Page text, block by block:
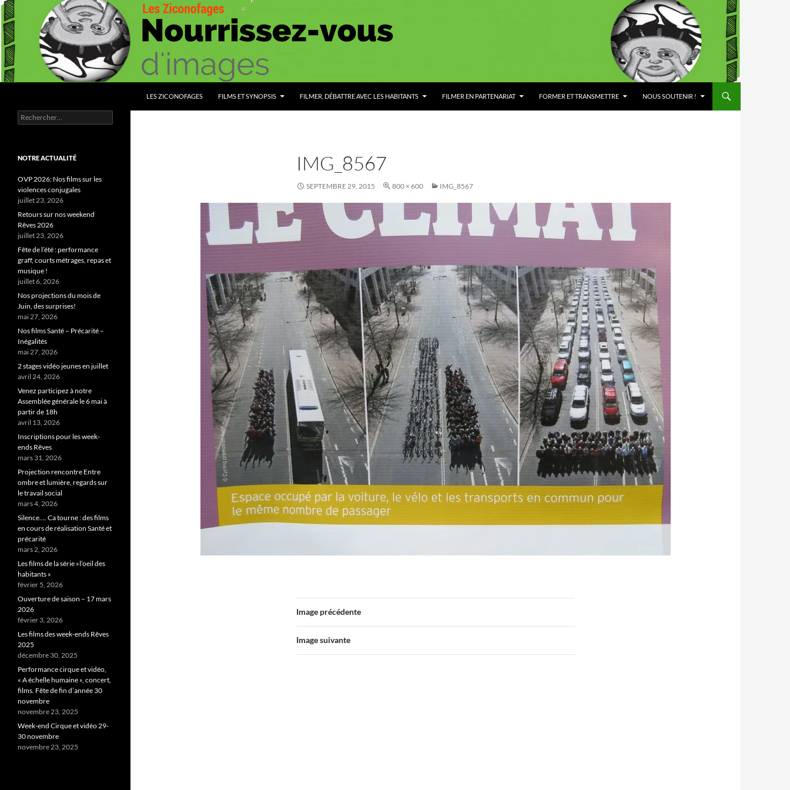
Aller
au
contenu
LES ZICONOFAGES FILMS ET SYNOPSIS FILMER, DÉBATTRE AVEC LES HABITANTS FILMER EN PARTENARIAT FORMER ET TRANSMETTRE NOUS SOUTENIR !
IMG_8567
SEPTEMBRE 29, 2015 800 × 600 IMG_8567
Image précédente
Image suivante
Nourrissez vous d'images
Rechercher :
NOTRE ACTUALITÉ
OVP 2026: Nos films sur les
violences conjugales
juillet 23, 2026
Retours sur nos weekend
Rêves 2026
juillet 23, 2026
Fête de l’été : performance
graff, courts métrages, repas et
musique !
juillet 6, 2026
Nos projections du mois de
Juin, des surprises!
mai 27, 2026
Nos films Santé – Précarité –
Inégalités
mai 27, 2026
2 stages vidéo jeunes en juillet
avril 24, 2026
Venez participez à notre
Assemblée générale le 6 mai à
partir de 18h
avril 13, 2026
Inscriptions pour les week-
ends Rêves
mars 31, 2026
Projection rencontre Entre
ombre et lumière, regards sur
le travail social
mars 4, 2026
Silence…. Ca tourne : des films
en cours de réalisation Santé et
précarité
mars 2, 2026
Les films de la série »l’oeil des
habitants »
février 5, 2026
Ouverture de saison – 17 mars
2026
février 3, 2026
Les films des week-ends Rêves
2025
décembre 30, 2025
Performance cirque et vidéo,
« A échelle humaine », concert,
films. Fête de fin d’année 30
novembre
novembre 23, 2025
Week-end Cirque et vidéo 29-
30 novembre
novembre 23, 2025